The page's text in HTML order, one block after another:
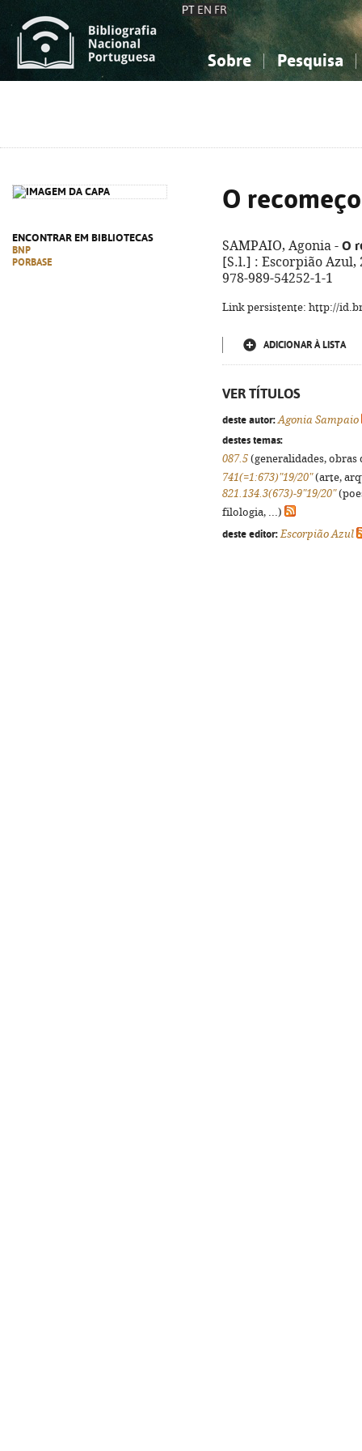
PT EN FR
Sobre Pesquisa
ENCONTRAR EM BIBLIOTECAS
BNP
PORBASE
O
SAMPAIO, Agonia - O
[S.l.] : Escorpião Azul,
978-989-54252-1-1
Link persistente: http://
ADICIONAR À LISTA
VER TÍTULOS
deste autor: Agonia Sampaio
destes temas:
087.5 (generalidades,
741(=1:673)"19/20"(arte,
821.134.3(673)-9"19/20"
filologia, ...)
deste editor: Escorpião Azul